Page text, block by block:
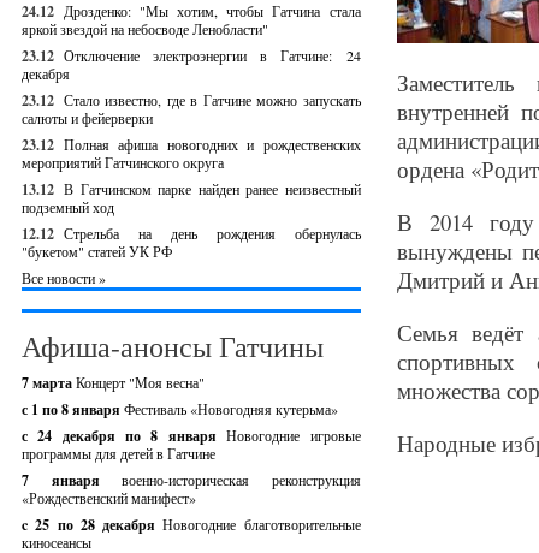
24.12 Дрозденко: "Мы хотим, чтобы Гатчина стала
яркой звездой на небосводе Ленобласти"
23.12 Отключение электроэнергии в Гатчине: 24
декабря
23.12 Стало известно, где в Гатчине можно запускать
салюты и фейерверки
23.12 Полная афиша новогодних и рождественских
мероприятий Гатчинского округа
13.12 В Гатчинском парке найден ранее неизвестный
подземный ход
12.12 Стрельба на день рождения обернулась
"букетом" статей УК РФ
Все новости »
Афиша-анонсы Гатчины
7 мартаКонцерт "Моя весна"
с 1 по 8 января Фестиваль «Новогодняя кутерьма»
с 24 декабря по 8 январяНовогодние игровые
программы для детей в Гатчине
7 январявоенно-историческая реконструкция
«Рождественский манифест»
c 25 по 28 декабряНовогодние благотворительные
киносеансы
внутренней
ордена
В 2014
вынуждены
Дмитрий и
Семья ведёт
спортивных
множества
Народные